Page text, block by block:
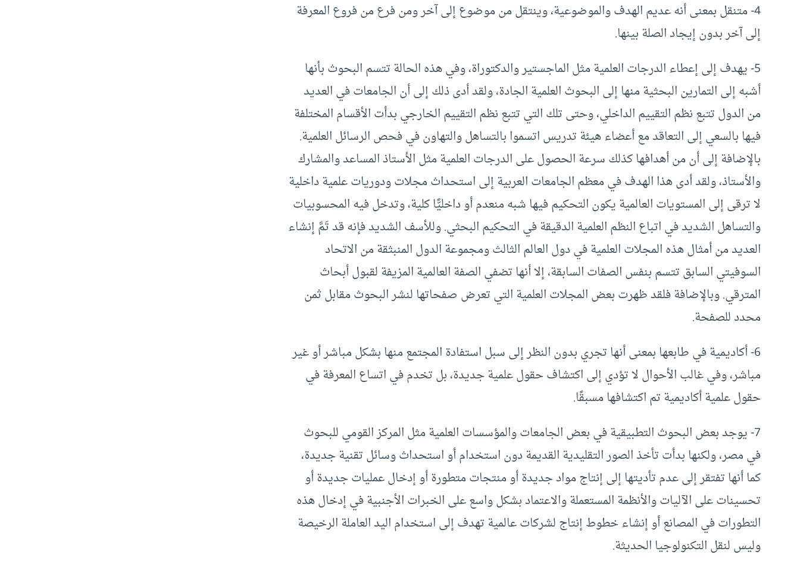
4- متنقل بمعنى أنه عديم الهدف والموضوعية، وينتقل من موضوع إلى آخر ومن فرع من فروع المعرفة
إلى آخر بدون إيجاد الصلة بينها.
5- يهدف إلى إعطاء الدرجات العلمية مثل الماجستير والدكتوراة، وفي هذه الحالة تتسم البحوث بأنها
أشبه إلى التمارين البحثية منها إلى البحوث العلمية الجادة، ولقد أدى ذلك إلى أن الجامعات في العديد
من الدول تتبع نظم التقييم الداخلي، وحتى تلك التي تتبع نظم التقييم الخارجي بدأت الأقسام المختلفة
فيها بالسعي إلى التعاقد مع أعضاء هيئة تدريس اتسموا بالتساهل والتهاون في فحص الرسائل العلمية.
بالإضافة إلى أن من أهدافها كذلك سرعة الحصول على الدرجات العلمية مثل الأستاذ المساعد والمشارك
والأستاذ، ولقد أدى هذا الهدف في معظم الجامعات العربية إلى استحداث مجلات ودوريات علمية داخلية
لا ترقى إلى المستويات العالمية يكون التحكيم فيها شبه منعدم أو داخليًّا كلية، وتدخل فيه المحسوبيات
والتساهل الشديد في اتباع النظم العلمية الدقيقة في التحكيم البحثي. وللأسف الشديد فإنه قد تَمَّ إنشاء
العديد من أمثال هذه المجلات العلمية في دول العالم الثالث ومجموعة الدول المنبثقة من الاتحاد
السوفيتي السابق تتسم بنفس الصفات السابقة، إلا أنها تضفي الصفة العالمية المزيفة لقبول أبحاث
المترقي. وبالإضافة فلقد ظهرت بعض المجلات العلمية التي تعرض صفحاتها لنشر البحوث مقابل ثمن
محدد للصفحة.
6- أكاديمية في طابعها بمعنى أنها تجري بدون النظر إلى سبل استفادة المجتمع منها بشكل مباشر أو غير
مباشر، وفي غالب الأحوال لا تؤدي إلى اكتشاف حقول علمية جديدة، بل تخدم في اتساع المعرفة في
حقول علمية أكاديمية تم اكتشافها مسبقًا.
7- يوجد بعض البحوث التطبيقية في بعض الجامعات والمؤسسات العلمية مثل المركز القومي للبحوث
في مصر، ولكنها بدأت تأخذ الصور التقليدية القديمة دون استخدام أو استحداث وسائل تقنية جديدة،
كما أنها تفتقر إلى عدم تأديتها إلى إنتاج مواد جديدة أو منتجات متطورة أو إدخال عمليات جديدة أو
تحسينات على الآليات والأنظمة المستعملة والاعتماد بشكل واسع على الخبرات الأجنبية في إدخال هذه
التطورات في المصانع أو إنشاء خطوط إنتاج لشركات عالمية تهدف إلى استخدام اليد العاملة الرخيصة
وليس لنقل التكنولوجيا الحديثة.